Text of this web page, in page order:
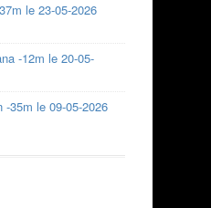
le 23-05-2026
-12m le 20-05-
-35m le 09-05-2026